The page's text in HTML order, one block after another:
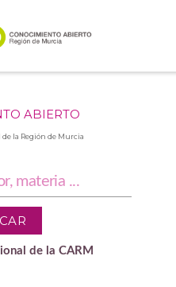
ABIERTO
la Región de Murcia
de la CARM